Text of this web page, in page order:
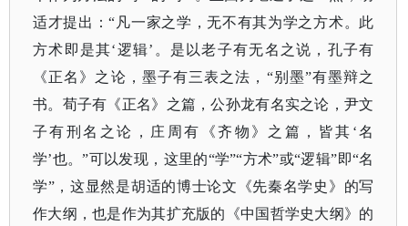
适才提出：“凡一家之学，无不有其为学之方术。此
方术即是其‘逻辑’。是以老子有无名之说，孔子有
《正名》之论，墨子有三表之法，“别墨”有墨辩之
书。荀子有《正名》之篇，公孙龙有名实之论，尹文
子有刑名之论，庄周有《齐物》之篇，皆其‘名
学’也。”可以发现，这里的“学”“方术”或“逻辑”即“名
学”，这显然是胡适的博士论文《先秦名学史》的写
作大纲，也是作为其扩充版的《中国哲学史大纲》的